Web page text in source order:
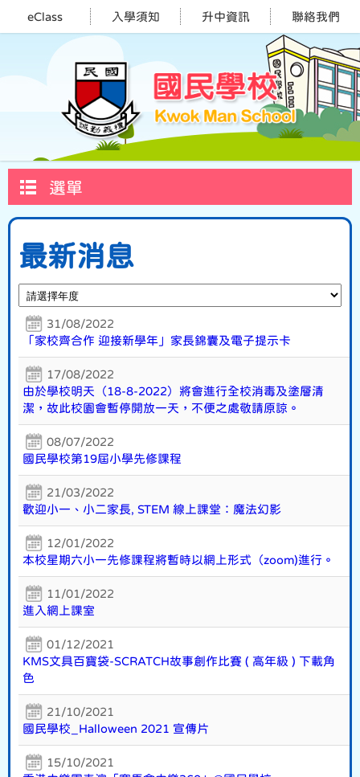
eClass 入學須知 升中資訊 聯絡我們
選單
最新消息
31/08/2022
「家校齊合作 迎接新學年」家長錦囊及電子提示卡
17/08/2022
由於學校明天（18-8-2022）將會進行全校消毒及塗層清
潔，故此校園會暫停開放一天，不便之處敬請原諒。
08/07/2022
國民學校第19屆小學先修課程
21/03/2022
歡迎小一、小二家長, STEM 線上課堂：魔法幻影
12/01/2022
本校星期六小一先修課程將暫時以網上形式（zoom)進行。
11/01/2022
進入網上課室
01/12/2021
KMS文具百寶袋-SCRATCH故事創作比賽 ( 高年級 ) 下載角
色
21/10/2021
國民學校_Halloween 2021 宣傳片
15/10/2021